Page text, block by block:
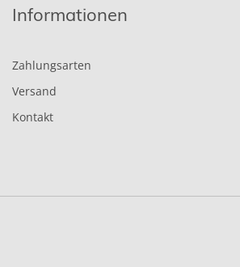
Informationen
Zahlungsarten
Versand
Kontakt